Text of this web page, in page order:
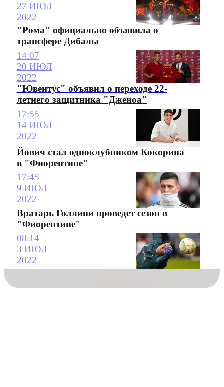
27 ИЮЛ
2022
"Рома" официально объявила о
трансфере Дибалы
14:07
20 ИЮЛ
2022
"Ювентус" объявил о переходе 22-
летнего защитника "Дженоа"
17:55
14 ИЮЛ
2022
Йович стал одноклубником Кокорина
в "Фиорентине"
17:45
9 ИЮЛ
2022
Вратарь Голлини проведет сезон в
"Фиорентине"
08:14
3 ИЮЛ
2022